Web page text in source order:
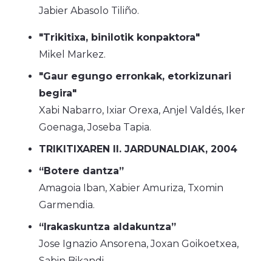
Jabier Abasolo Tiliño.
"Trikitixa, binilotik konpaktora"
Mikel Markez.
"Gaur egungo erronkak, etorkizunari
begira"
Xabi Nabarro, Ixiar Orexa, Anjel Valdés, Iker
Goenaga, Joseba Tapia.
TRIKITIXAREN II. JARDUNALDIAK, 2004
“Botere dantza”
Amagoia Iban, Xabier Amuriza, Txomin
Garmendia.
“Irakaskuntza aldakuntza”
Jose Ignazio Ansorena, Joxan Goikoetxea,